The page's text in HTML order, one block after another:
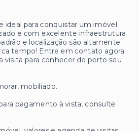
ideal para conquistar um imóvel
e com excelente infraestrutura.
e localização são altamente
tempo! Entre em contato agora
visita para conhecer de perto seu
mobiliado.
pagamento à vista, consulte